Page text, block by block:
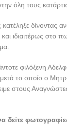
όλη τους
δίνοντας
ιδιαιτέρως στο
φιλόξενη
το οποίο ο
στους
δείτε